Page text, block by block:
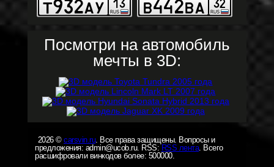
Посмотри на автомобиль
мечты в 3D:
2026 © carsvin.ru. Все права защищены. Вопросы и
предложения: admin@ucob.ru. RSS: RSS лента. Всего
расшифровали винкодов более: 500000.